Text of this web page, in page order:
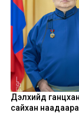
Дэлхийд
сайхан